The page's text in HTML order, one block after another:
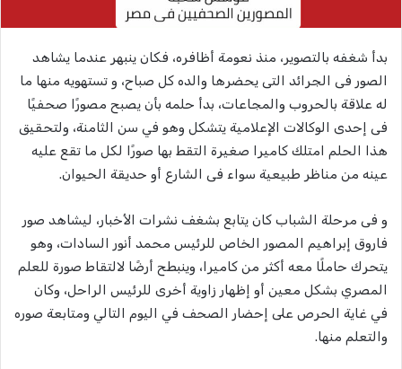
بدأ شغفه بالتصوير، منذ نعومة أظافره، فكان ينبهر عندما يشاهد
الصور فى الجرائد التى يحضرها والده كل صباح، و تستهويه منها ما
له علاقة بالحروب والمجاعات، بدأ حلمه بأن يصبح مصورًا صحفيًا
فى إحدى الوكالات الإعلامية يتشكل وهو في سن الثامنة، ولتحقيق
هذا الحلم امتلك كاميرا صغيرة التقط بها صورًا لكل ما تقع عليه
عينه من مناظر طبيعية سواء فى الشارع أو حديقة الحيوان.
و فى مرحلة الشباب كان يتابع بشغف نشرات الأخبار، ليشاهد صور
فاروق إبراهيم المصور الخاص للرئيس محمد أنور السادات، وهو
يتحرك حاملًا معه أكثر من كاميرا، وينبطح أرضًا لالتقاط صورة للعلم
المصري بشكل معين أو إظهار زاوية أخرى للرئيس الراحل، وكان
في غاية الحرص على إحضار الصحف في اليوم التالي ومتابعة صوره
والتعلم منها.